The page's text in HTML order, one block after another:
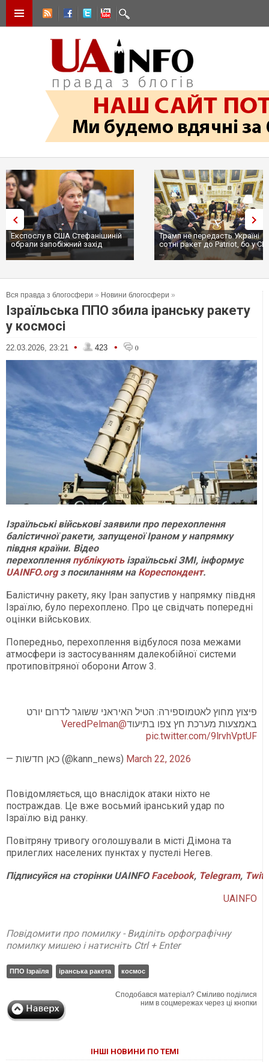
Експослу в США Стефанішиній
обрали запобіжний захід
Трамп не передасть Україні
сотні ракет до Patriot, бо у
...
Вся правда з блогосфери » Новини блогосфери »
Ізраїльська ППО збила іранську ракету
у космосі
22.03.2026, 23:21 • 423 • 0
Ізраїльські військові заявили про перехоплення
балістичної ракети, запущеної Іраном у напрямку
півдня країни. Відео
перехоплення публікують ізраїльські ЗМІ, інформує
UAINFO.orgз посиланням на Кореспондент.
Балістичну ракету, яку Іран запустив у напрямку півдня
Ізраїлю, було перехоплено. Про це свідчать попередні
оцінки військових.
Попередньо, перехоплення відбулося поза межами
атмосфери із застосуванням далекобійної системи
протиповітряної оборони Arrow 3.
פיצוץ מחוץ לאטמוספירה: הטיל האיראני ששוגר לדרום יורט
באמצעות מערכת חץ צפו בתיעוד@VeredPelman
pic.twitter.com/9lrvhVptUF
— כאן חדשות (@kann_news) March 22, 2026
Повідомляється, що внаслідок атаки ніхто не
постраждав. Це вже восьмий іранський удар по
Ізраїлю від ранку.
Повітряну тривогу оголошували в місті Дімона та
прилеглих населених пунктах у пустелі Негев.
ПідписуйсянасторінкиUAINFO Facebook, Telegram,
UAINFO
Повідомити про помилку - Виділіть орфографічну
помилку мишею і натисніть Ctrl + Enter
ППО Ізраїля іранська ракета космос
Сподобався матеріал? Сміливо поділися
ним в соцмережах через ці кнопки
ІНШІ НОВИНИ ПО ТЕМІ